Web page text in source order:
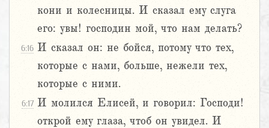
кони и колесницы. И сказал ему слуга
его: увы! господин мой, что нам делать?
6:16 И сказал он: не бойся, потому что тех,
которые с нами, больше, нежели тех,
которые с ними.
6:17 И молился Елисей, и говорил: Господи!
открой ему глаза, чтоб он увидел. И